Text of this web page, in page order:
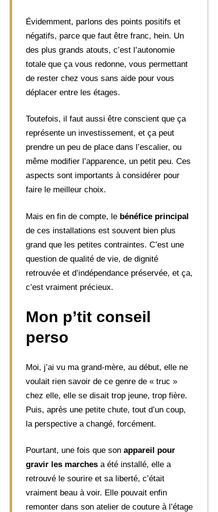
Évidemment, parlons des points positifs et
négatifs, parce que faut être franc, hein. Un
des plus grands atouts, c’est l’autonomie
totale que ça vous redonne, vous permettant
de rester chez vous sans aide pour vous
déplacer entre les étages.
Toutefois, il faut aussi être conscient que ça
représente un investissement, et ça peut
prendre un peu de place dans l’escalier, ou
même modifier l’apparence, un petit peu. Ces
aspects sont importants à considérer pour
faire le meilleur choix.
Mais en fin de compte, le bénéfice principal
de ces installations est souvent bien plus
grand que les petites contraintes. C’est une
question de qualité de vie, de dignité
retrouvée et d’indépendance préservée, et ça,
c’est vraiment précieux.
Mon p’tit conseil
perso
Moi, j’ai vu ma grand-mère, au début, elle ne
voulait rien savoir de ce genre de « truc »
chez elle, elle se disait trop jeune, trop fière.
Puis, après une petite chute, tout d’un coup,
la perspective a changé, forcément.
Pourtant, une fois que son appareil pour
gravir les marches a été installé, elle a
retrouvé le sourire et sa liberté, c’était
vraiment beau à voir. Elle pouvait enfin
remonter dans son atelier de couture à l’étage